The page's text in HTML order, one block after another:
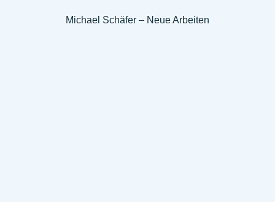
Michael Schäfer – Neue Arbeiten